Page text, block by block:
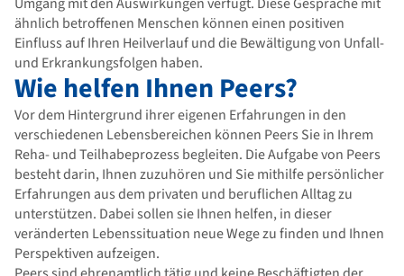
Umgang mit den Auswirkungen verfügt. Diese Gespräche mit
ähnlich betroffenen Menschen können einen positiven
Einfluss auf Ihren Heilverlauf und die Bewältigung von Unfall-
und Erkrankungsfolgen haben.
Wie helfen Ihnen Peers?
Vor dem Hintergrund ihrer eigenen Erfahrungen in den
verschiedenen Lebensbereichen können Peers Sie in Ihrem
Reha- und Teilhabeprozess begleiten. Die Aufgabe von Peers
besteht darin, Ihnen zuzuhören und Sie mithilfe persönlicher
Erfahrungen aus dem privaten und beruflichen Alltag zu
unterstützen. Dabei sollen sie Ihnen helfen, in dieser
veränderten Lebenssituation neue Wege zu finden und Ihnen
Perspektiven aufzeigen.